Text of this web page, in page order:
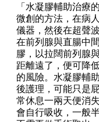
「水凝膠輔助治療
微創的方法，在病
儀器，然後在超聲
在前列腺與直腸中
膠，以拉闊前列腺
距離遠了，便可降
的風險。水凝膠輔
後護理，可能只是
常休息一兩天便消
會自行吸收，一般